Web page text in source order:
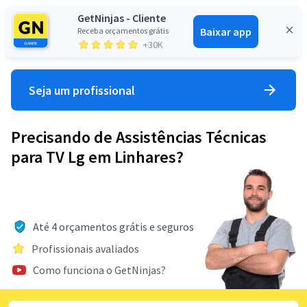
GetNinjas - Cliente
Receba orçamentos grátis
+30K
Baixar app
Entrar
Seja um profissional
Precisando de Assistências Técnicas
para TV Lg em Linhares?
Até 4 orçamentos grátis e seguros
Profissionais avaliados
Como funciona o GetNinjas?